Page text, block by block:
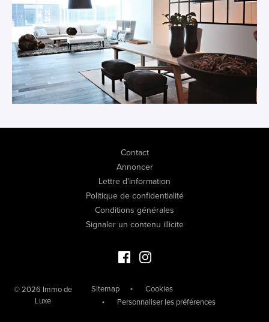
Contact
Annoncer
Lettre d'information
Politique de confidentialité
Conditions générales
Signaler un contenu illicite
Facebook Immo de Luxe
Instagram Immo de Luxe
© 2026 Immo de
Luxe
Sitemap
Cookies
Personnaliser les préférences